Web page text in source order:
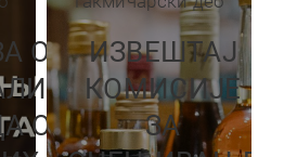
ОЦЕЊИВАЊЕ
ОЦЕЊИВАЊЕ
ИЗВЕШТАЈ
КОМИСИЈЕ
ЗА